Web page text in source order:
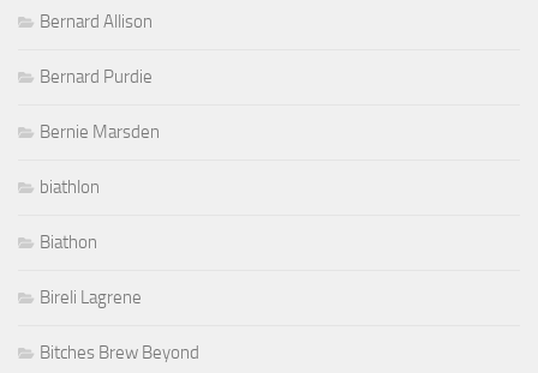
Bernard Allison
Bernard Purdie
Bernie Marsden
biathlon
Biathon
Bireli Lagrene
Bitches Brew Beyond